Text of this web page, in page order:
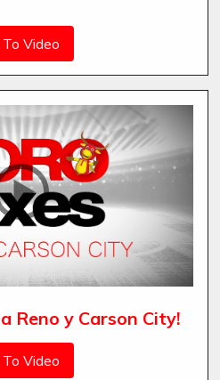
To Video
Reno y Carson City!
To Video